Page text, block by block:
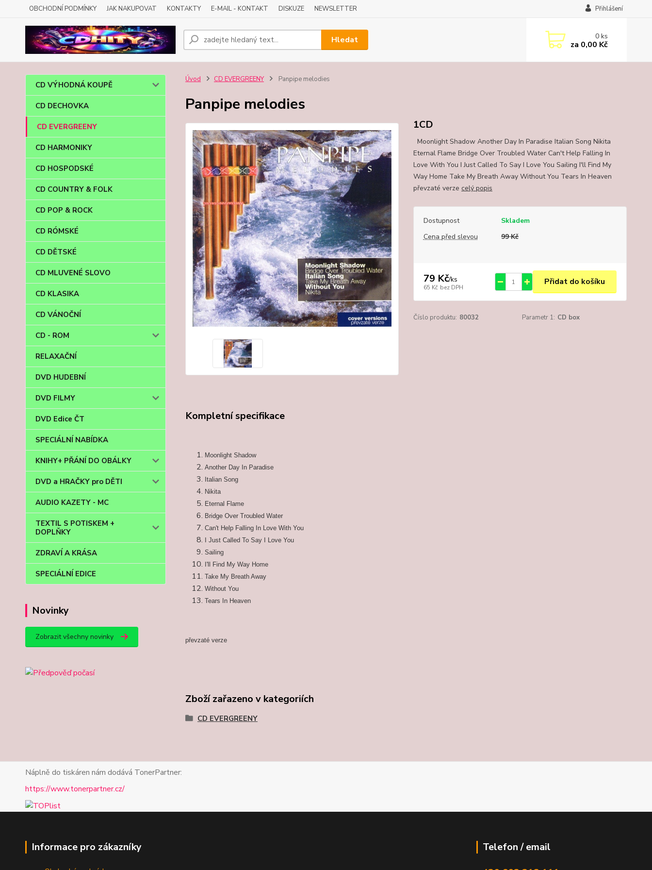
OBCHODNÍ PODMÍNKY JAK NAKUPOVAT KONTAKTY E-MAIL - KONTAKT DISKUZE NEWSLETTER Přihlášení
Hledat 0ks
za 0,00 Kč
CD VÝHODNÁ KOUPĚ
CD DECHOVKA
CD EVERGREENY
CD HARMONIKY
CD HOSPODSKÉ
CD COUNTRY & FOLK
CD POP & ROCK
CD RÓMSKÉ
CD DĚTSKÉ
CD MLUVENÉ SLOVO
CD KLASIKA
CD VÁNOČNÍ
CD - ROM
RELAXAČNÍ
DVD HUDEBNÍ
DVD FILMY
DVD Edice ČT
SPECIÁLNÍ NABÍDKA
KNIHY+ PŘÁNÍ DO OBÁLKY
DVD a HRAČKY pro DĚTI
AUDIO KAZETY - MC
TEXTIL S POTISKEM +
DOPLŇKY
ZDRAVÍ A KRÁSA
SPECIÁLNÍ EDICE
Novinky
Zobrazit všechny novinky
Úvod CD EVERGREENY Panpipe melodies
Panpipe melodies
1CD
Moonlight Shadow Another Day In Paradise Italian Song Nikita
Eternal Flame Bridge Over Troubled Water Can't Help Falling In
Love With You I Just Called To Say I Love You Sailing I'll Find My
Way Home Take My Breath Away Without You Tears In Heaven
převzaté verze celý popis
Dostupnost
Skladem
Cena před slevou
99 Kč
79 Kč/ks
65 Kč bez DPH
Přidat do košíku
Číslo produktu: 80032 Parametr 1: CD box
Kompletní specifikace
Moonlight Shadow
Another Day In Paradise
Italian Song
Nikita
Eternal Flame
Bridge Over Troubled Water
Can't Help Falling In Love With You
I Just Called To Say I Love You
Sailing
I'll Find My Way Home
Take My Breath Away
Without You
Tears In Heaven
převzaté verze
Zboží zařazeno v kategoriích
CD EVERGREENY
Náplně do tiskáren nám dodává TonerPartner:
https://www.tonerpartner.cz/
Informace pro zákazníky
Telefon / email